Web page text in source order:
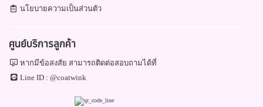
นโยบายความเป็นส่วนตัว
ศูนย์บริการลูกค้า
หากมีข้อสงสัย สามารถติดต่อสอบถามได้ที่
Line ID :@coatwink